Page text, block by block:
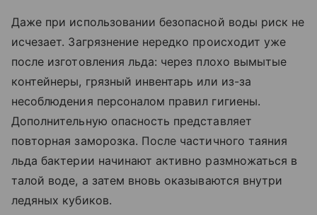
Даже при использовании безопасной воды риск не
исчезает. Загрязнение нередко происходит уже
после изготовления льда: через плохо вымытые
контейнеры, грязный инвентарь или из-за
несоблюдения персоналом правил гигиены.
Дополнительную опасность представляет
повторная заморозка. После частичного таяния
льда бактерии начинают активно размножаться в
талой воде, а затем вновь оказываются внутри
ледяных кубиков.